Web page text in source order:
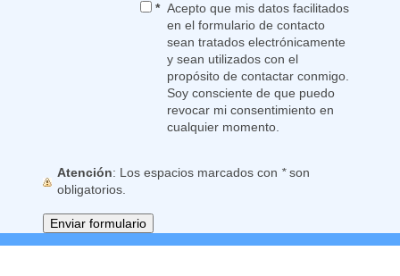
* Acepto que mis datos facilitados
en el formulario de contacto
sean tratados electrónicamente
y sean utilizados con el
propósito de contactar conmigo.
Soy consciente de que puedo
revocar mi consentimiento en
cualquier momento.
Atención : Los espacios marcados con *son
obligatorios.